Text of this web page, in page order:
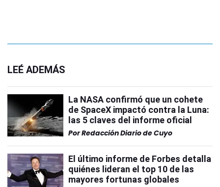
LEÉ ADEMÁS
La NASA confirmó que un cohete
de SpaceX impactó contra la Luna:
las 5 claves del informe oficial
PorRedacción Diario de Cuyo
El último informe de Forbes detalla
quiénes lideran el top 10 de las
mayores fortunas globales